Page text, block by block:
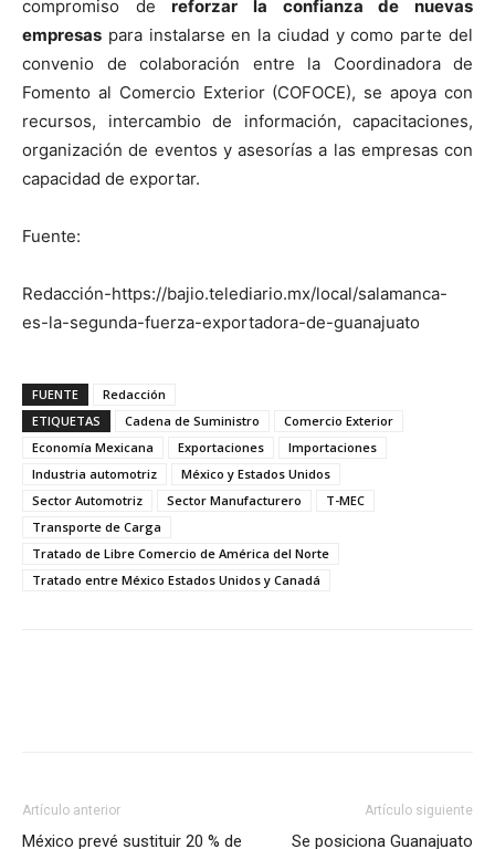
compromiso dereforzar la confianza de nuevas
empresas para instalarse en la ciudad y como parte del
convenio de colaboración entre la Coordinadora de
Fomento al Comercio Exterior (COFOCE), se apoya con
recursos, intercambio de información, capacitaciones,
organización de eventos y asesorías a las empresas con
capacidad de exportar.
Fuente:
Redacción-https://bajio.telediario.mx/local/salamanca-
es-la-segunda-fuerza-exportadora-de-guanajuato
FUENTE
Redacción
ETIQUETAS
Cadena de Suministro
Comercio Exterior
Economía Mexicana
Exportaciones
Importaciones
Industria automotriz
México y Estados Unidos
Sector Automotriz
Sector Manufacturero
T-MEC
Transporte de Carga
Tratado de Libre Comercio de América del Norte
Tratado entre México Estados Unidos y Canadá
Artículo anterior
México prevé sustituir 20 % de
Artículo siguiente
Se posiciona Guanajuato